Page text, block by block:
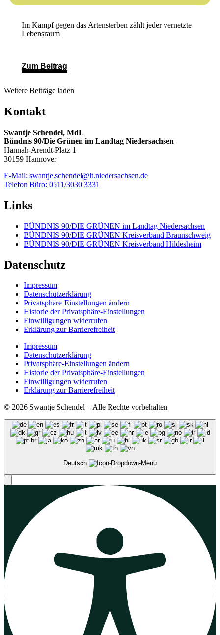
Im Kampf gegen das Artensterben zählt jeder vernetzte
Lebensraum
Zum Beitrag
Weitere Beiträge laden
Kontakt
Swantje Schendel, MdL
Bündnis 90/Die Grünen im Landtag Niedersachsen
Hannah-Arendt-Platz 1
30159 Hannover
E-Mail: swantje.schendel@lt.niedersachsen.de
Telefon Büro: 0511/3030 3331
Links
BÜNDNIS 90/DIE GRÜNEN im Landtag Niedersachsen
BÜNDNIS 90/DIE GRÜNEN Kreisverband Braunschweig
BÜNDNIS 90/DIE GRÜNEN Kreisverband Hildesheim
Datenschutz
Impressum
Datenschutzerklärung
Privatsphäre-Einstellungen ändern
Historie der Privatsphäre-Einstellungen
Einwilligungen widerrufen
Erklärung zur Barrierefreiheit
Impressum
Datenschutzerklärung
Privatsphäre-Einstellungen ändern
Historie der Privatsphäre-Einstellungen
Einwilligungen widerrufen
Erklärung zur Barrierefreiheit
© 2026 Swantje Schendel – Alle Rechte vorbehalten
Deutsch